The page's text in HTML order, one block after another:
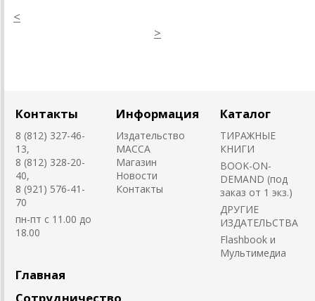
<
>
Контакты
8 (812) 327-46-
13,
8 (812) 328-20-
40,
8 (921) 576-41-
70
пн-пт с 11.00 до
18.00
Информация
Издательство
MACCA
Магазин
Новости
Контакты
Каталог
ТИРАЖНЫЕ
КНИГИ
BOOK-ON-
DEMAND (под
заказ от 1 экз.)
ДРУГИЕ
ИЗДАТЕЛЬСТВА
Flashbook и
Мультимедиа
Главная